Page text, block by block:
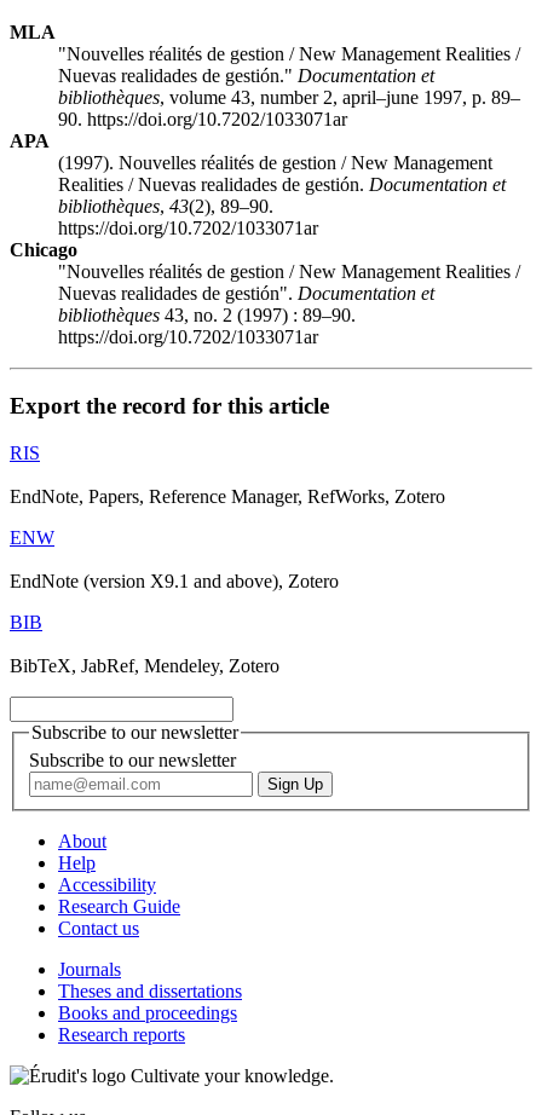
MLA
"Nouvelles réalités de gestion / New Management Realities /
Nuevas realidades de gestión." Documentation et
bibliothèques, volume 43, number 2, april–june 1997, p. 89–
90. https://doi.org/10.7202/1033071ar
APA
(1997). Nouvelles réalités de gestion / New Management
Realities / Nuevas realidades de gestión. Documentation et
bibliothèques, 43(2), 89–90.
https://doi.org/10.7202/1033071ar
Chicago
"Nouvelles réalités de gestion / New Management Realities /
Nuevas realidades de gestión". Documentation et
bibliothèques 43, no. 2 (1997) : 89–90.
https://doi.org/10.7202/1033071ar
Export the record for this article
RIS
EndNote, Papers, Reference Manager, RefWorks, Zotero
ENW
EndNote (version X9.1 and above), Zotero
BIB
BibTeX, JabRef, Mendeley, Zotero
Subscribe to our newsletter
Subscribe to our newsletter
About
Help
Accessibility
Research Guide
Contact us
Journals
Theses and dissertations
Books and proceedings
Research reports
Cultivate your knowledge.